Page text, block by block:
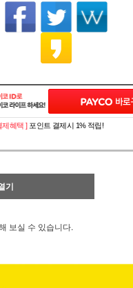
제혜택 ] 포인트 결제시 1% 적립!
기
보실 수 있습니다.